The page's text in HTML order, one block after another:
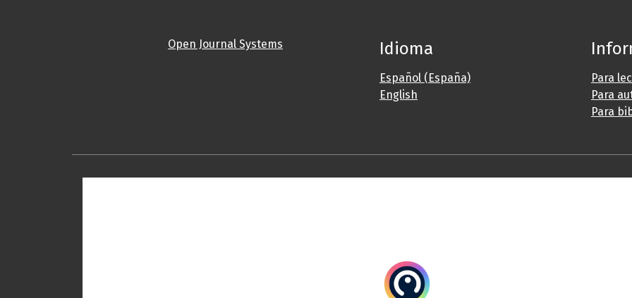
Open Journal Systems Idioma
Español (España)
English
Para
Para
Para